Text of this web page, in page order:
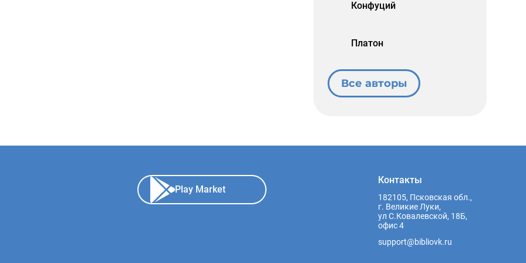
Конфуций
Платон
Все авторы
Play Market
Контакты
182105, Псковская обл.,
г. Великие Луки,
ул С.Ковалевской, 18Б,
офис 4
support@bibliovk.ru